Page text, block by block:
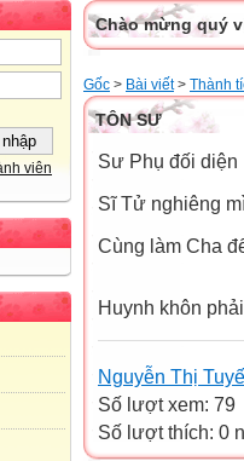
viên
Chào mừng quý
Gốc > Bài viết> Thành
TÔN SƯ
Sư Phụ đối diện
Sĩ Tử nghiêng
Cùng làm Cha
Huynh khôn
Nguyễn Thị
Số lượt xem: 79
Số lượt thích: 0